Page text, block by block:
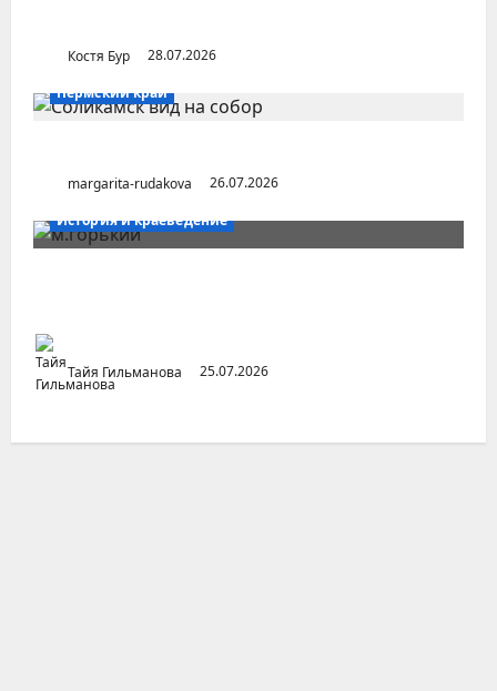
Костя Бур
28.07.2026
Пермский край
margarita-rudakova
26.07.2026
История и краеведение
Тайя Гильманова 25.07.2026